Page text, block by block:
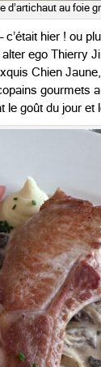
d’artichaut au foie
hier ! ou
ego Thierry
Chien
gourmets
le goût du jour et